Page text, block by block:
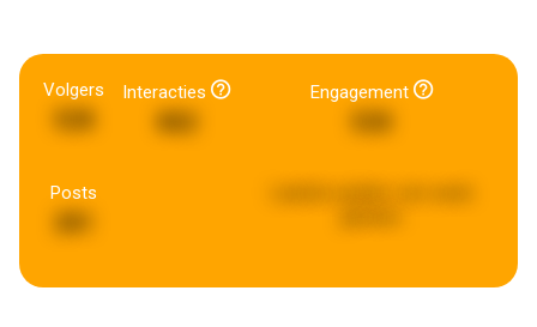
Volgers
528
Interacties
882
Engagement
Posts